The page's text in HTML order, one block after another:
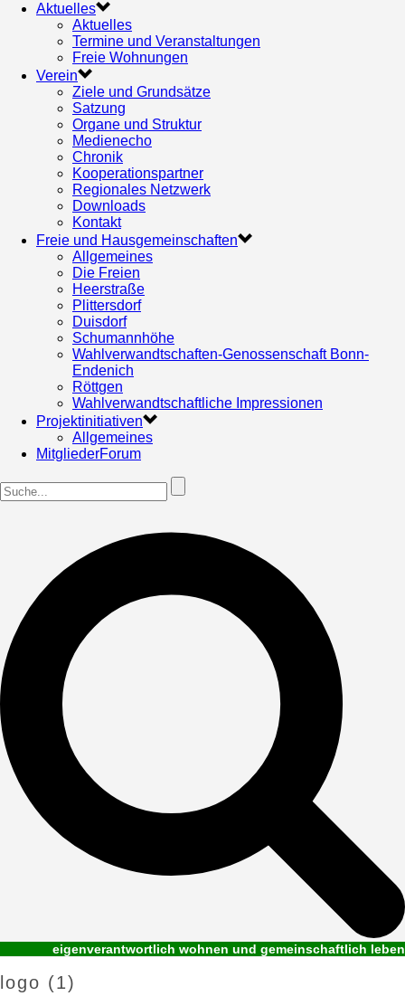
Aktuelles
Aktuelles
Termine und Veranstaltungen
Freie Wohnungen
Verein
Ziele und Grundsätze
Satzung
Organe und Struktur
Medienecho
Chronik
Kooperationspartner
Regionales Netzwerk
Downloads
Kontakt
Freie und Hausgemeinschaften
Allgemeines
Die Freien
Heerstraße
Plittersdorf
Duisdorf
Schumannhöhe
Wahlverwandtschaften-Genossenschaft Bonn-
Endenich
Röttgen
Wahlverwandtschaftliche Impressionen
Projektinitiativen
Allgemeines
MitgliederForum
eigenverantwortlich wohnen und gemeinschaftlich leben
logo (1)